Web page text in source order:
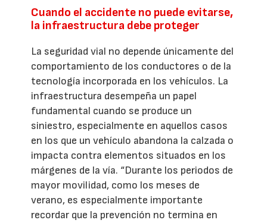
Cuando el accidente no puede evitarse,
la infraestructura debe proteger
La seguridad vial no depende únicamente del
comportamiento de los conductores o de la
tecnología incorporada en los vehículos. La
infraestructura desempeña un papel
fundamental cuando se produce un
siniestro, especialmente en aquellos casos
en los que un vehículo abandona la calzada o
impacta contra elementos situados en los
márgenes de la vía. “Durante los periodos de
mayor movilidad, como los meses de
verano, es especialmente importante
recordar que la prevención no termina en